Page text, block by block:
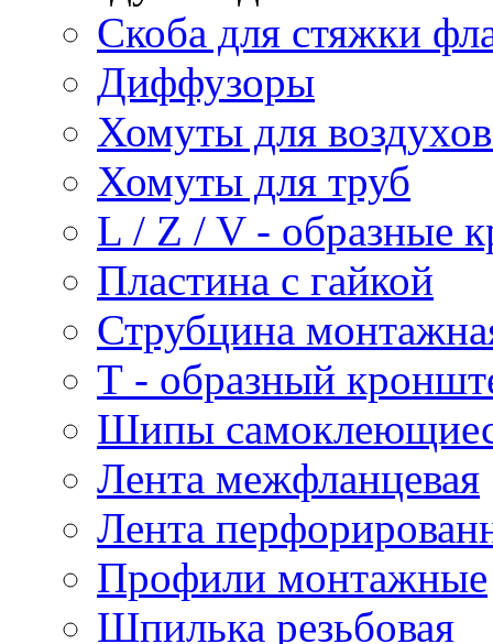
Скоба для стяжки
Диффузоры
Хомуты для
Хомуты для труб
L / Z / V - образные
Пластина с гайкой
Струбцина
Т - образный
Шипы
Лента межфланцевая
Лента
Профили монтажные
Шпилька резьбовая